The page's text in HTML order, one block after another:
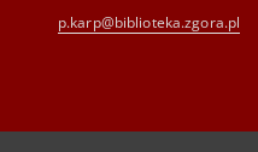
p.karp@biblioteka.zgora.pl